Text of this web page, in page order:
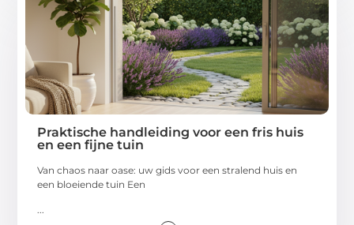
Praktische handleiding voor een fris huis
en een fijne tuin
Van chaos naar oase: uw gids voor een stralend huis en
een bloeiende tuin Een
...